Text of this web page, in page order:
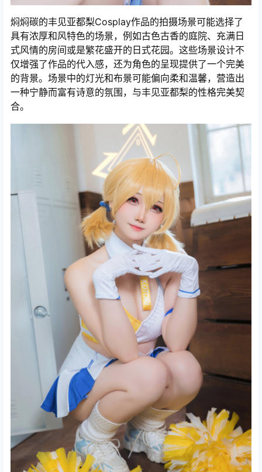
焖焖碳的丰见亚都梨Cosplay作品的拍摄场景可能选择了
具有浓厚和风特色的场景，例如古色古香的庭院、充满日
式风情的房间或是繁花盛开的日式花园。这些场景设计不
仅增强了作品的代入感，还为角色的呈现提供了一个完美
的背景。场景中的灯光和布景可能偏向柔和温馨，营造出
一种宁静而富有诗意的氛围，与丰见亚都梨的性格完美契
合。